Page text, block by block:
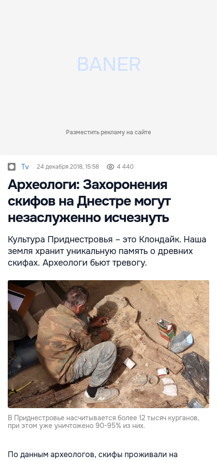
Разместить рекламу на сайте
Tv 24 декабря 2018, 15:58 4 440
Археологи: Захоронения
скифов на Днестре могут
незаслуженно исчезнуть
Культура Приднестровья – это Клондайк. Наша
земля хранит уникальную память о древних
скифах. Археологи бьют тревогу.
В Приднестровье насчитывается более 12 тысяч курганов,
при этом уже уничтожено 90-95% из них.
По данным археологов, скифы проживали на